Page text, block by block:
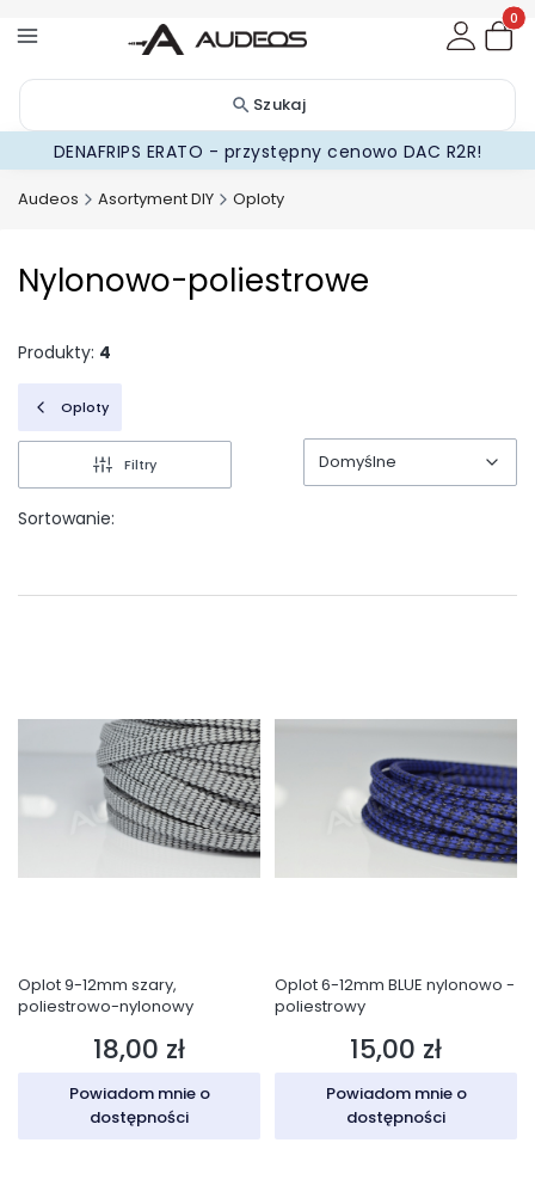
Szukaj
DENAFRIPS ERATO - przystępny cenowo DAC R2R!
Audeos Asortyment DIY Oploty
Nylonowo-poliestrowe
Produkty: 4
Oploty
Filtry
Sortowanie:
Domyślne
Oplot 9-12mm szary,
poliestrowo-nylonowy
Cena
18,00 zł
Powiadom mnie o
dostępności
Oplot 6-12mm BLUE nylonowo -
poliestrowy
Cena
15,00 zł
Powiadom mnie o
dostępności